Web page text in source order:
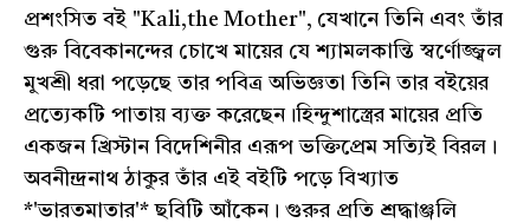
প্রশংসিত বই "Kali,the Mother", যেখানে তিনি এবং তাঁর
গুরু বিবেকানন্দের চোখে মায়ের যে শ্যামলকান্তি স্বর্ণোজ্জ্বল
মুখশ্রী ধরা পড়েছে তার পবিত্র অভিজ্ঞতা তিনি তার বইয়ের
প্রত্যেকটি পাতায় ব্যক্ত করেছেন।হিন্দুশাস্ত্রের মায়ের প্রতি
একজন খ্রিস্টান বিদেশিনীর এরূপ ভক্তিপ্রেম সত্যিই বিরল।
অবনীন্দ্রনাথ ঠাকুর তাঁর এই বইটি পড়ে বিখ্যাত
*'ভারতমাতার'* ছবিটি আঁকেন। গুরুর প্রতি শ্রদ্ধাঞ্জলি